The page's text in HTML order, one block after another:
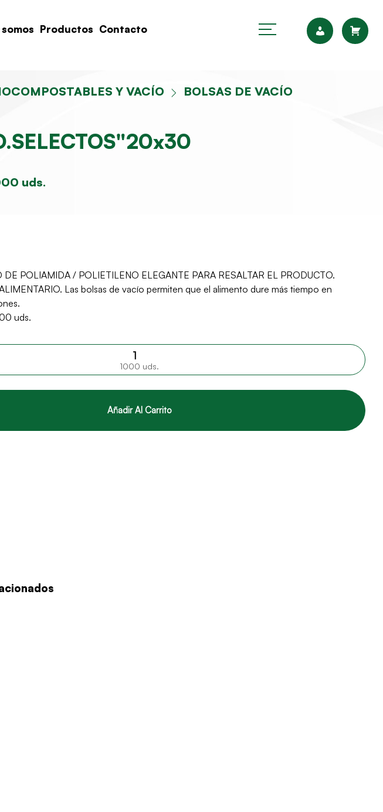
Productos Contacto
Y VACÍO BOLSAS DE VACÍO
uds.
DE POLIAMIDA / POLIETILENO ELEGANTE PARA RESALTAR EL PRODUCTO.
Las bolsas de vacío permiten que el alimento dure más tiempo en
uds.
1000 uds.
Añadir Al Carrito